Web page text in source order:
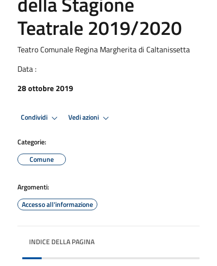
Teatrale 2019/2020
Teatro Comunale Regina Margherita di Caltanissetta
Data :
28 ottobre 2019
Condividi Vedi azioni
Categorie:
Comune
Argomenti:
Accesso all'informazione
INDICE DELLA PAGINA